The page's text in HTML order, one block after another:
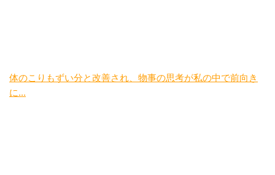
体のこりもずい分と改善され、物事の思考が私の中で前向き
に...